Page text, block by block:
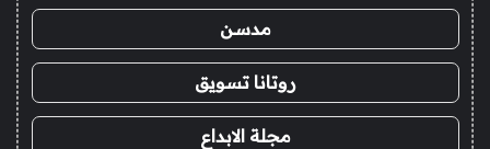
مدسن
روتانا تسويق
مجلة الابداع